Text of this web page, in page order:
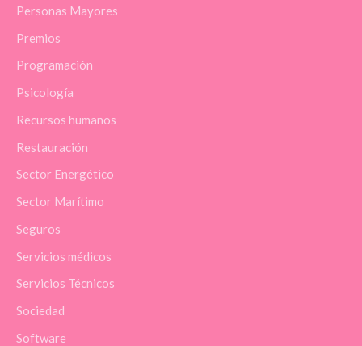
Personas Mayores
Premios
Programación
Psicología
Recursos humanos
Restauración
Sector Energético
Sector Marítimo
Seguros
Servicios médicos
Servicios Técnicos
Sociedad
Software